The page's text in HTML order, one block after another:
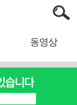
동영상